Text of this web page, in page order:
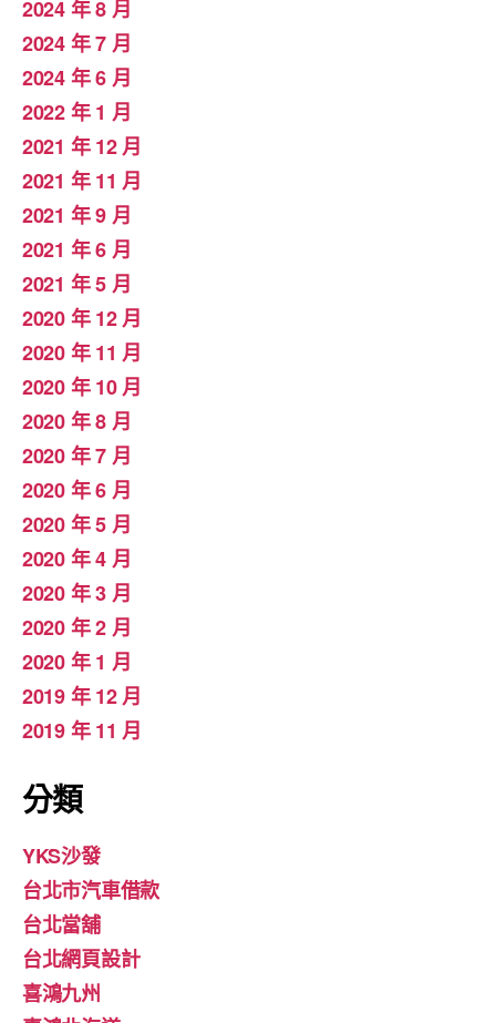
2024 年 8 月
2024 年 7 月
2024 年 6 月
2022 年 1 月
2021 年 12 月
2021 年 11 月
2021 年 9 月
2021 年 6 月
2021 年 5 月
2020 年 12 月
2020 年 11 月
2020 年 10 月
2020 年 8 月
2020 年 7 月
2020 年 6 月
2020 年 5 月
2020 年 4 月
2020 年 3 月
2020 年 2 月
2020 年 1 月
2019 年 12 月
2019 年 11 月
分類
YKS沙發
台北市汽車借款
台北當舖
台北網頁設計
喜鴻九州